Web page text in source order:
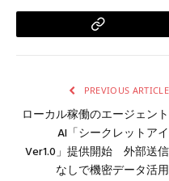
Copy
PREVIOUS ARTICLE
ローカル稼働のエージェント
AI「シークレットアイ
Ver1.0」提供開始 外部送信
なしで機密データ活用